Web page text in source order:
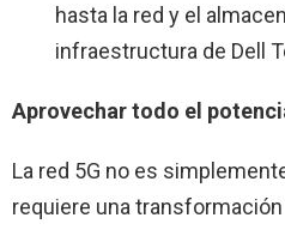
hasta la red y el
infraestructura de Dell
Aprovechar todo el
La red 5G no es
requiere una